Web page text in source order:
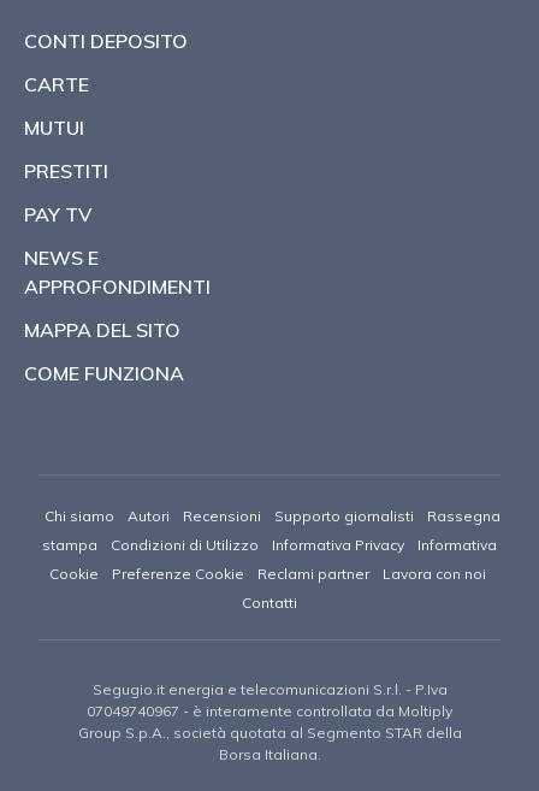
CONTI DEPOSITO
CARTE
MUTUI
PRESTITI
PAY TV
NEWS E
APPROFONDIMENTI
MAPPA DEL SITO
COME FUNZIONA
Chi siamo Autori Recensioni Supporto giornalisti
Rassegna
stampa
Condizioni di Utilizzo Informativa Privacy
Informativa
Cookie
Preferenze Cookie Reclami partner
Lavora con noi
Contatti
Segugio.it energia e telecomunicazioni S.r.l. - P.Iva
07049740967 - è interamente controllata da Moltiply
Group S.p.A., società quotata al Segmento STAR della
Borsa Italiana.